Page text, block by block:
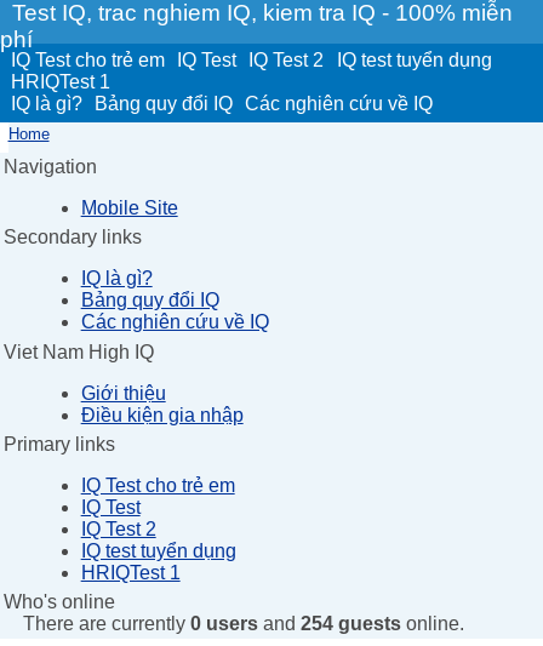
Test IQ, trac nghiem IQ, kiem tra IQ - 100% miễn
phí
IQ Test cho trẻ em IQ Test IQ Test 2
IQ test tuyển dụng
HRIQTest 1
IQ là gì?
Bảng quy đổi IQ Các nghiên cứu về IQ
Home
Navigation
Mobile Site
Secondary links
IQ là gì?
Bảng quy đổi IQ
Các nghiên cứu về IQ
Viet Nam High IQ
Giới thiệu
Điều kiện gia nhập
Primary links
IQ Test cho trẻ em
IQ Test
IQ Test 2
IQ test tuyển dụng
HRIQTest 1
Who's online
There are currently 0 usersand 254 guestsonline.